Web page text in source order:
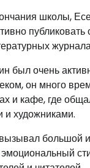
школы,
публиковать
был очень
он много
и кафе, где
и художниками.
большой
эмоциональный